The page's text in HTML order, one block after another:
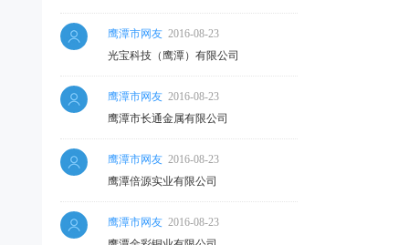
鹰潭市网友 2016-08-23
光宝科技（鹰潭）有限公司
鹰潭市网友 2016-08-23
鹰潭市长通金属有限公司
鹰潭市网友 2016-08-23
鹰潭倍源实业有限公司
鹰潭市网友 2016-08-23